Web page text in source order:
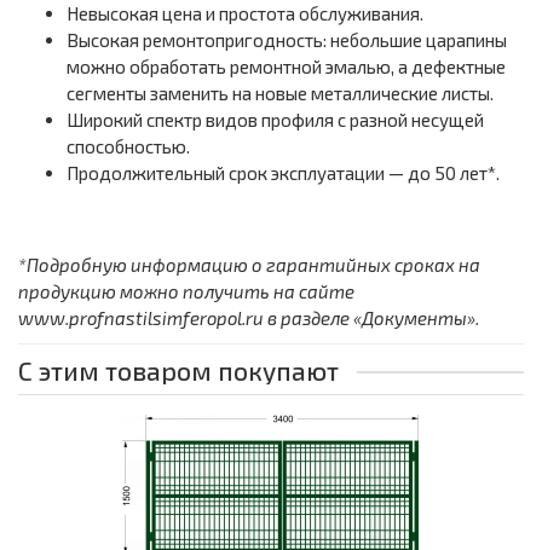
Невысокая цена и простота обслуживания.
Высокая ремонтопригодность: небольшие царапины
можно обработать ремонтной эмалью, а дефектные
сегменты заменить на новые металлические листы.
Широкий спектр видов профиля с разной несущей
способностью.
Продолжительный срок эксплуатации — до 50 лет*.
*Подробную информацию о гарантийных сроках на
продукцию можно получить на сайте
www.profnastilsimferopol.ru в разделе «Документы».
С этим товаром покупают